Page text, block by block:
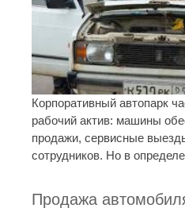
Корпоративный автопарк
рабочий актив: машины
продажи, сервисные
сотрудников. Но в
Продажа